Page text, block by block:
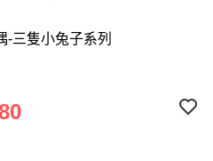
-三隻小兔子系列